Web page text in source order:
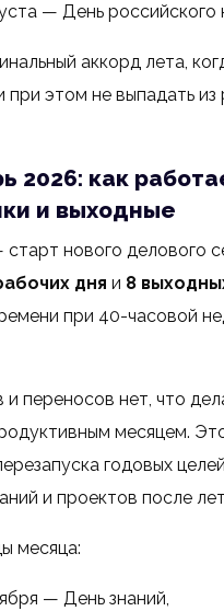
— День российского
аккорд лета,
при этом не выпадать из
2026: как
и выходные
нового делового
дня и 8
при 40-часовой
и переносов нет, что
месяцем.
годовых
и проектов после
месяца:
— День знаний,